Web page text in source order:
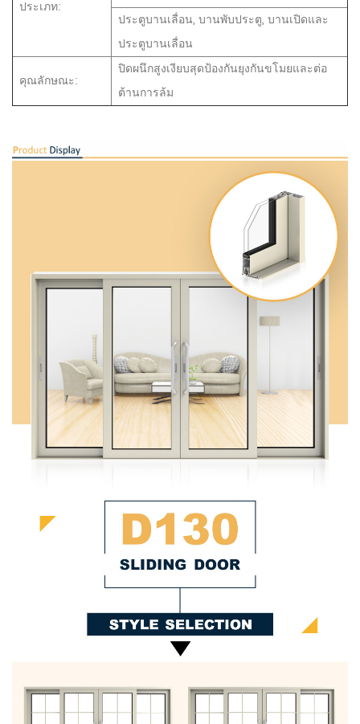
ประเภท:
ประตูบานเลื่อน, บานพับประตู, บานเปิดและ
ประตูบานเลื่อน
คุณลักษณะ:
ปิดผนึกสูงเงียบสุดป้องกันยุงกันขโมยและต่อ
ต้านการล้ม